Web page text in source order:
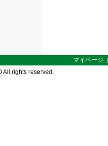
マイページ
All rights reserved.